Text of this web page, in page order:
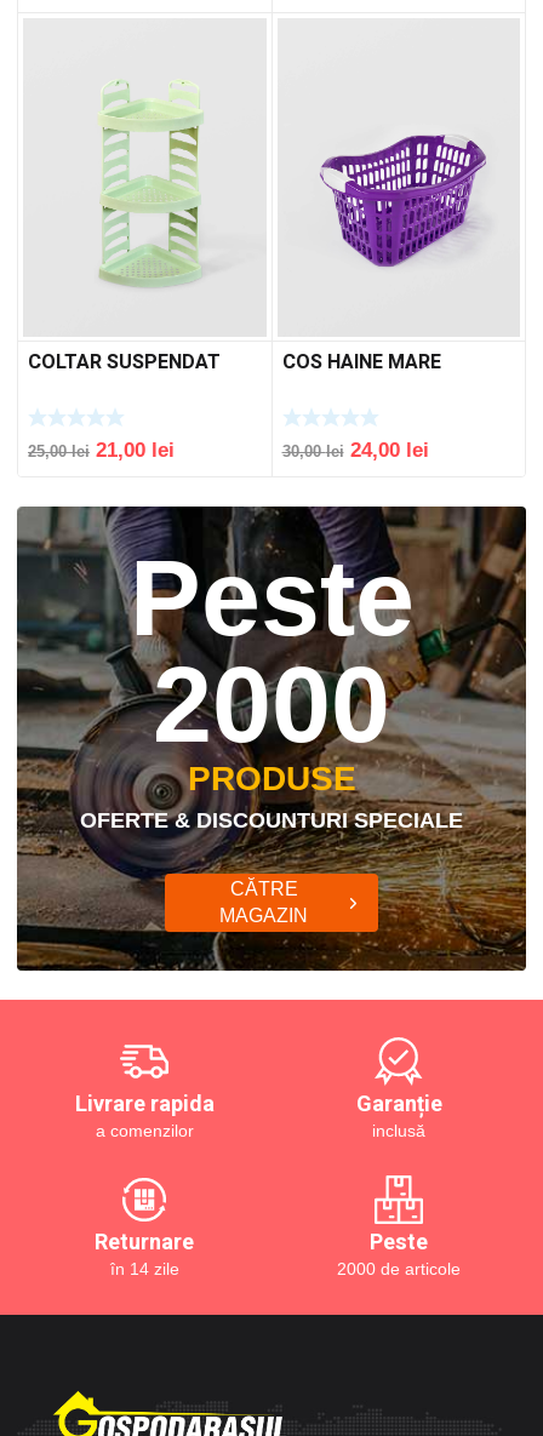
price
price
COLTAR SUSPENDAT
25,00lei Original
was:
25,00 lei.
21,00 lei
is:
21,00 lei.
COS HAINE MARE
30,00lei Original
was:
30,00 lei.
24,00 leiCurrent
is:
24,00 lei.
Peste
2000
PRODUSE
OFERTE & DISCOUNTURI SPECIALE
CĂTRE
MAGAZIN
Livrare rapida
a comenzilor
Garanție
inclusă
Returnare
în 14 zile
Peste
2000 de articole